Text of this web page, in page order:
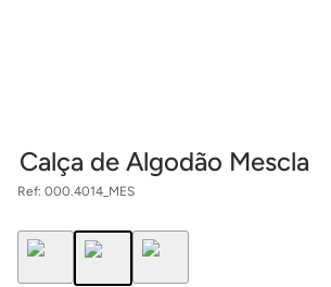
Calça de Algodão Mescla
Ref: 000.4014_MES